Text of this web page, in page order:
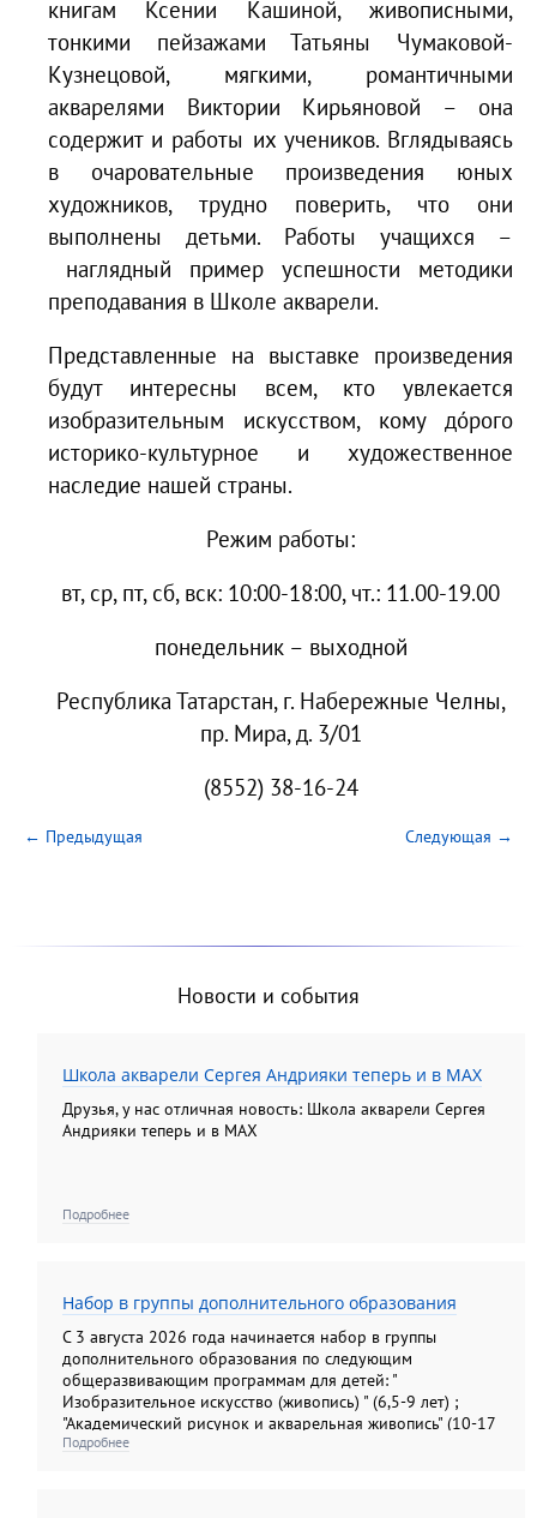
книгам Ксении Кашиной, живописными,
тонкими пейзажами Татьяны Чумаковой-
Кузнецовой, мягкими, романтичными
акварелями Виктории Кирьяновой – она
содержит и работы их учеников. Вглядываясь
в очаровательные произведения юных
художников, трудно поверить, что они
выполнены детьми. Работы учащихся –
наглядный пример успешности методики
преподавания в Школе акварели.
Представленные на выставке произведения
будут интересны всем, кто увлекается
изобразительным искусством, кому дóрого
историко-культурное и художественное
наследие нашей страны.
Режим работы:
вт, ср, пт, сб, вск: 10:00-18:00, чт.: 11.00-19.00
понедельник – выходной
Республика Татарстан, г. Набережные Челны,
пр. Мира, д. 3/01
(8552) 38-16-24
← Предыдущая Следующая →
Новости и события
Школа акварели Сергея Андрияки теперь и в MAX
Друзья, у нас отличная новость: Школа акварели Сергея
Андрияки теперь и в MAX
Подробнее
Набор в группы дополнительного образования
С 3 августа 2026 года начинается набор в группы
дополнительного образования по следующим
общеразвивающим программам для детей: "
Изобразительное искусство (живопись) " (6,5-9 лет) ;
"Академический рисунок и акварельная живопись" (10-17
лет); "Изобразительное искусство (рисунок, живопись,
Подробнее